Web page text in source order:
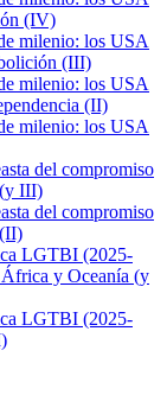
(IV)
milenio: los USA
(III)
milenio: los USA
(II)
milenio: los USA
del compromiso
III)
del compromiso
LGTBI (2025-
y Oceanía (y
LGTBI (2025-